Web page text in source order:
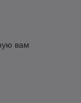
вам